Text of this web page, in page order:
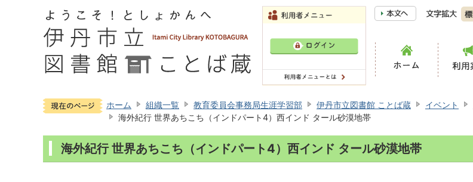
ホーム 組織一覧 教育委員会事務局生涯学習部 伊丹市立図書館 ことば蔵 イベント
海外紀行 世界あちこち（インドパート4）西インド タール砂漠地帯
海外紀行 世界あちこち（インドパート4）西インド タール砂漠地帯